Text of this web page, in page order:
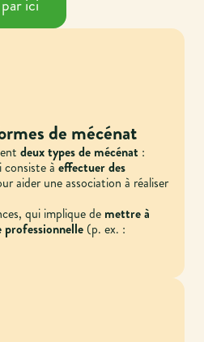
ici
de mécénat
deux types de mécénat :
consiste àeffectuer des
aider une association à réaliser
qui implique de mettre à
professionnelle (p. ex. :